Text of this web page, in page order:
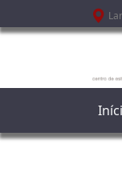
Passar para o